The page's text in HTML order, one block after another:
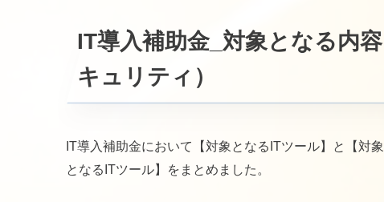
IT導入補助金_対象となる内
キュリティ）
IT導入補助金において【対象となるITツール】と【対
となるITツール】をまとめました。